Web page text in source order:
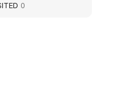
0